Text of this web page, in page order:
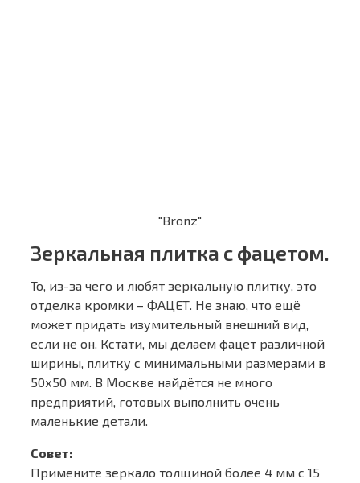
"Bronz"
Зеркальная плитка с фацетом.
То, из-за чего и любят зеркальную плитку, это
отделка кромки – ФАЦЕТ. Не знаю, что ещё
может придать изумительный внешний вид,
если не он. Кстати, мы делаем фацет различной
ширины, плитку с минимальными размерами в
50х50 мм. В Москве найдётся не много
предприятий, готовых выполнить очень
маленькие детали.
Совет:
Примените зеркало толщиной более 4 мм с 15